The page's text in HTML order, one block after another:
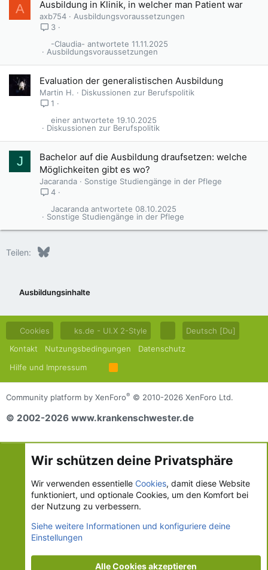
A Ausbildung in Klinik, in welcher man Patient war
axb754
Ausbildungsvoraussetzungen
3
Ausbildungsvoraussetzungen
11.11.2025
-Claudia-
Evaluation der generalistischen Ausbildung
Martin H.
Diskussionen zur Berufspolitik
1
Diskussionen zur Berufspolitik
19.10.2025
einer
J
Bachelor auf die Ausbildung draufsetzen: welche
Möglichkeiten gibt es wo?
Jacaranda
Sonstige Studiengänge in der Pflege
4
Sonstige Studiengänge in der Pflege
08.10.2025
Jacaranda
Teilen: Bluesky
Ausbildungsinhalte
Cookies ks.de - UI.X 2-Style
Deutsch [Du]
Kontakt
Nutzungsbedingungen
Datenschutz
Hilfe und Impressum
S
Community platform by XenForo® © 2010-2026 XenForo Ltd.
© 2002-2026 www.krankenschwester.de
Wir schützen deine Privatsphäre
Wir verwenden essentielle Cookies, damit diese Website
funktioniert, und optionale Cookies, um den Komfort bei
der Nutzung zu verbessern.
Siehe weitere Informationen und konfiguriere deine
Einstellungen
Alle Cookies akzeptieren